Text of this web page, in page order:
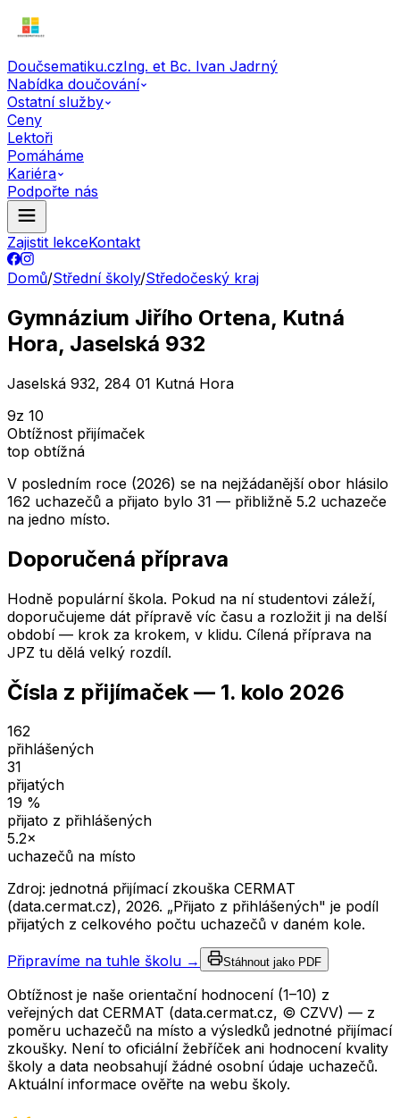
Doučsematiku.czIng. et Bc. Ivan Jadrný
Nabídka doučování
Ostatní služby
Ceny
Lektoři
Pomáháme
Kariéra
Podpořte nás
Zajistit lekceKontakt
Domů/Střední školy/Středočeský kraj
Gymnázium Jiřího Ortena, Kutná
Hora, Jaselská 932
Jaselská 932, 284 01 Kutná Hora
9z 10
Obtížnost přijímaček
top obtížná
V posledním roce (2026) se na nejžádanější obor hlásilo
162 uchazečů a přijato bylo 31 — přibližně 5.2 uchazeče
na jedno místo.
Doporučená příprava
Hodně populární škola. Pokud na ní studentovi záleží,
doporučujeme dát přípravě víc času a rozložit ji na delší
období — krok za krokem, v klidu. Cílená příprava na
JPZ tu dělá velký rozdíl.
Čísla z přijímaček — 1. kolo 2026
162
přihlášených
31
přijatých
19 %
přijato z přihlášených
5.2×
uchazečů na místo
Zdroj: jednotná přijímací zkouška CERMAT
(data.cermat.cz), 2026. „Přijato z přihlášených" je podíl
přijatých z celkového počtu uchazečů v daném kole.
Připravíme na tuhle školu → Stáhnout jako PDF
Obtížnost je naše orientační hodnocení (1–10) z
veřejných dat CERMAT (data.cermat.cz, © CZVV) — z
poměru uchazečů na místo a výsledků jednotné přijímací
zkoušky. Není to oficiální žebříček ani hodnocení kvality
školy a data neobsahují žádné osobní údaje uchazečů.
Aktuální informace ověřte na webu školy.